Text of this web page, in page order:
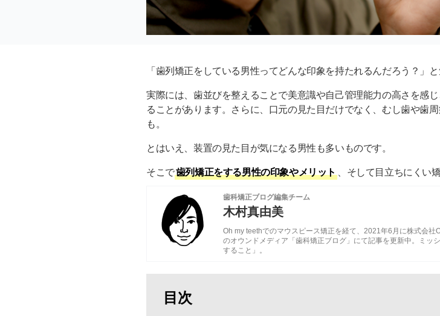
「歯列矯正をしている男性ってどんな印象を持たれるんだろう？」
実際には、歯並びを整えることで美意識や自己管理能力の高さを感
ることがあります。さらに、口元の見た目だけでなく、むし歯や歯
も。
とはいえ、装置の見た目が気になる男性も多いものです。
そこで歯列矯正をする男性の印象やメリット 、そして目立ちにくい
歯科矯正ブログ編集チーム
木村真由美
Oh my teethでのマウスピース矯正を経て、2021年6月に株式会
のオウンドメディア「歯科矯正ブログ」にて記事を更新中。ミッ
すること」。
目次